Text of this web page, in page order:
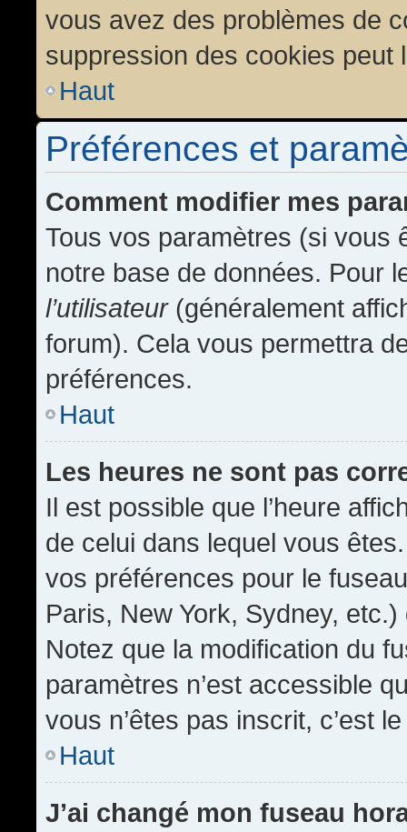
vous avez des problèmes de
suppression des cookies peut
Haut
Préférences et
Comment modifier mes
Tous vos paramètres (si vous
notre base de données. Pour
l’utilisateur(généralement
forum). Cela vous permettra
préférences.
Haut
Les heures ne sont pas
Il est possible que l’heure
de celui dans lequel vous
vos préférences pour le
Paris, New York, Sydney,
Notez que la modification du
paramètres n’est accessible
vous n’êtes pas inscrit, c’est
Haut
J’ai changé mon fuseau